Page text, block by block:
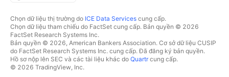
Chọn dữ liệu thị trường do ICE Data Services cung cấp.
Chọn dữ liệu tham chiếu do FactSet cung cấp. Bản quyền © 2026
FactSet Research Systems Inc.
Bản quyền © 2026, American Bankers Association. Cơ sở dữ liệu CUSIP
do FactSet Research Systems Inc. cung cấp. Đã đăng ký bản quyền.
Hồ sơ nộp lên SEC và các tài liệu khác do Quartrcung cấp.
© 2026 TradingView, Inc.